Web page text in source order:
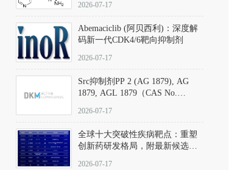
同等抑制ROCK1与ROCK2；其通
过精准嵌入激酶的ATP结合位点
发挥抑制作用，对ROCK1和
ROCK2的解离常数（Ki）分别为
140 nM和300 nM；在众多丝氨酸/
中，其靶向ROCK的选择性超过
200倍，凸显出优异的分子特异
2026-07-17
Abemaciclib (阿贝西利)：深度解
码新一代CDK4/6靶向抑制剂
2026-07-17
Src抑制剂PP 2 (AG 1879), AG
1879, AGL 1879（CAS No.
应用指南
2026-07-17
全球十大突破性疾病靶点：重塑
创新药研发格局，附最新候选分
2026-07-17